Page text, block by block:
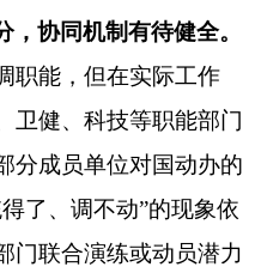
协同机制有待健全。
职能，但在实际工作
卫健、科技等职能部门
分成员单位对国动办的
了、调不动”的现象依
门联合演练或动员潜力